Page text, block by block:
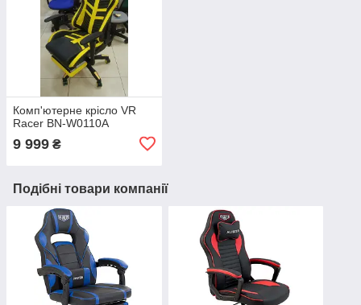
Комп'ютерне крісло VR
Racer BN-W0110A
9 999 ₴
Подібні товари компанії